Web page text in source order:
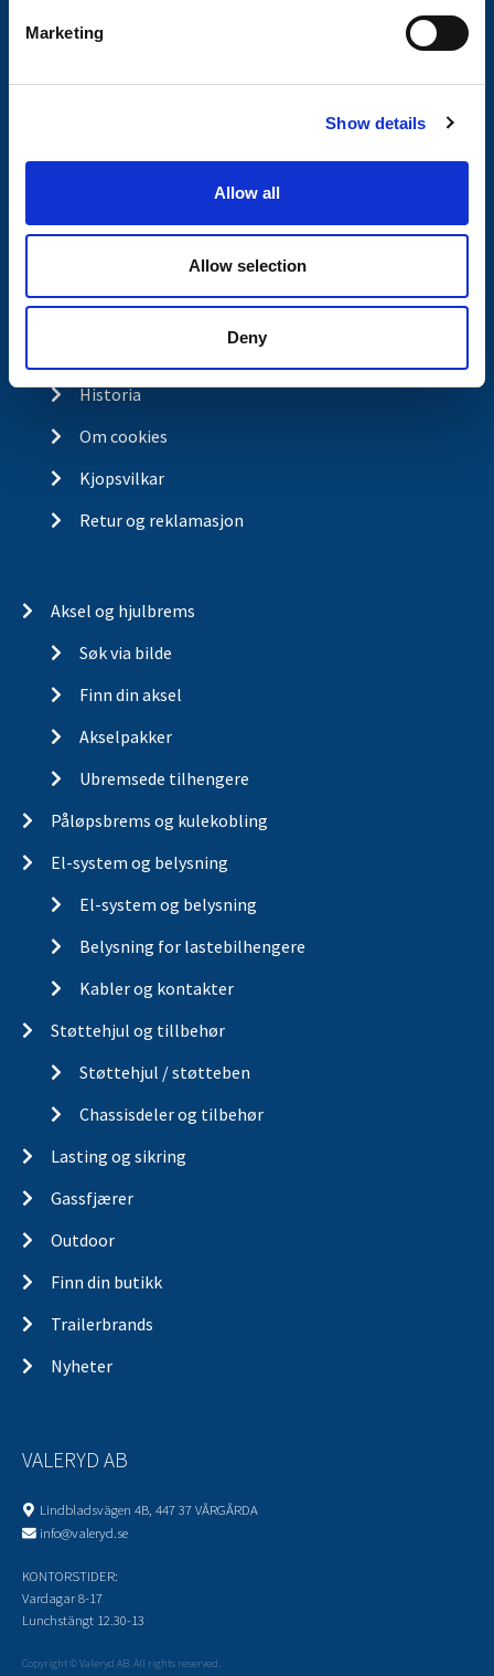
Marketing
Show details
Allow all
Allow selection
Deny
Kontakt
Om Valeryd
Historia
Om cookies
Kjopsvilkar
Retur og reklamasjon
Aksel og hjulbrems
Søk via bilde
Finn din aksel
Akselpakker
Ubremsede tilhengere
Påløpsbrems og kulekobling
El-system og belysning
El-system og belysning
Belysning for lastebilhengere
Kabler og kontakter
Støttehjul og tillbehør
Støttehjul / støtteben
Chassisdeler og tilbehør
Lasting og sikring
Gassfjærer
Outdoor
Finn din butikk
Trailerbrands
Nyheter
VALERYD AB
Lindbladsvägen 4B, 447 37 VÅRGÅRDA
info@valeryd.se
KONTORSTIDER:
Vardagar 8-17
Lunchstängt 12.30-13
Copyright © Valeryd AB. All rights reserved.